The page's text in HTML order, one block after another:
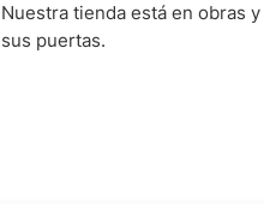
tienda está en obras y
puertas.